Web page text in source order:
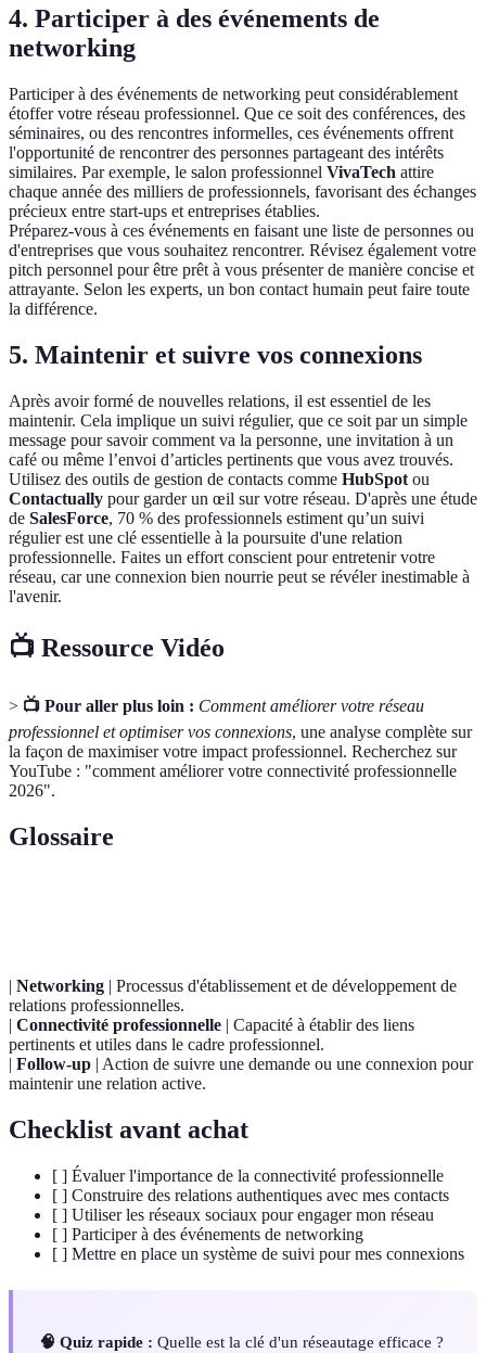
4. Participer à des événements de
networking
Participer à des événements de networking peut considérablement
étoffer votre réseau professionnel. Que ce soit des conférences, des
séminaires, ou des rencontres informelles, ces événements offrent
l'opportunité de rencontrer des personnes partageant des intérêts
similaires. Par exemple, le salon professionnel VivaTech attire
chaque année des milliers de professionnels, favorisant des échanges
précieux entre start-ups et entreprises établies.
Préparez-vous à ces événements en faisant une liste de personnes ou
d'entreprises que vous souhaitez rencontrer. Révisez également votre
pitch personnel pour être prêt à vous présenter de manière concise et
attrayante. Selon les experts, un bon contact humain peut faire toute
la différence.
5. Maintenir et suivre vos connexions
Après avoir formé de nouvelles relations, il est essentiel de les
maintenir. Cela implique un suivi régulier, que ce soit par un simple
message pour savoir comment va la personne, une invitation à un
café ou même l’envoi d’articles pertinents que vous avez trouvés.
Utilisez des outils de gestion de contacts comme HubSpot ou
Contactually pour garder un œil sur votre réseau. D'après une étude
de SalesForce, 70 % des professionnels estiment qu’un suivi
régulier est une clé essentielle à la poursuite d'une relation
professionnelle. Faites un effort conscient pour entretenir votre
réseau, car une connexion bien nourrie peut se révéler inestimable à
l'avenir.
📺 Ressource Vidéo
> 📺 Pour aller plus loin : Comment améliorer votre réseau
professionnel et optimiser vos connexions, une analyse complète sur
la façon de maximiser votre impact professionnel. Recherchez sur
YouTube : "comment améliorer votre connectivité professionnelle
2026".
Glossaire
| Networking | Processus d'établissement et de développement de
relations professionnelles.
| Connectivité professionnelle | Capacité à établir des liens
pertinents et utiles dans le cadre professionnel.
| Follow-up | Action de suivre une demande ou une connexion pour
maintenir une relation active.
Checklist avant achat
[ ] Évaluer l'importance de la connectivité professionnelle
[ ] Construire des relations authentiques avec mes contacts
[ ] Utiliser les réseaux sociaux pour engager mon réseau
[ ] Participer à des événements de networking
[ ] Mettre en place un système de suivi pour mes connexions
🧠 Quiz rapide : Quelle est la clé d'un réseautage efficace ?